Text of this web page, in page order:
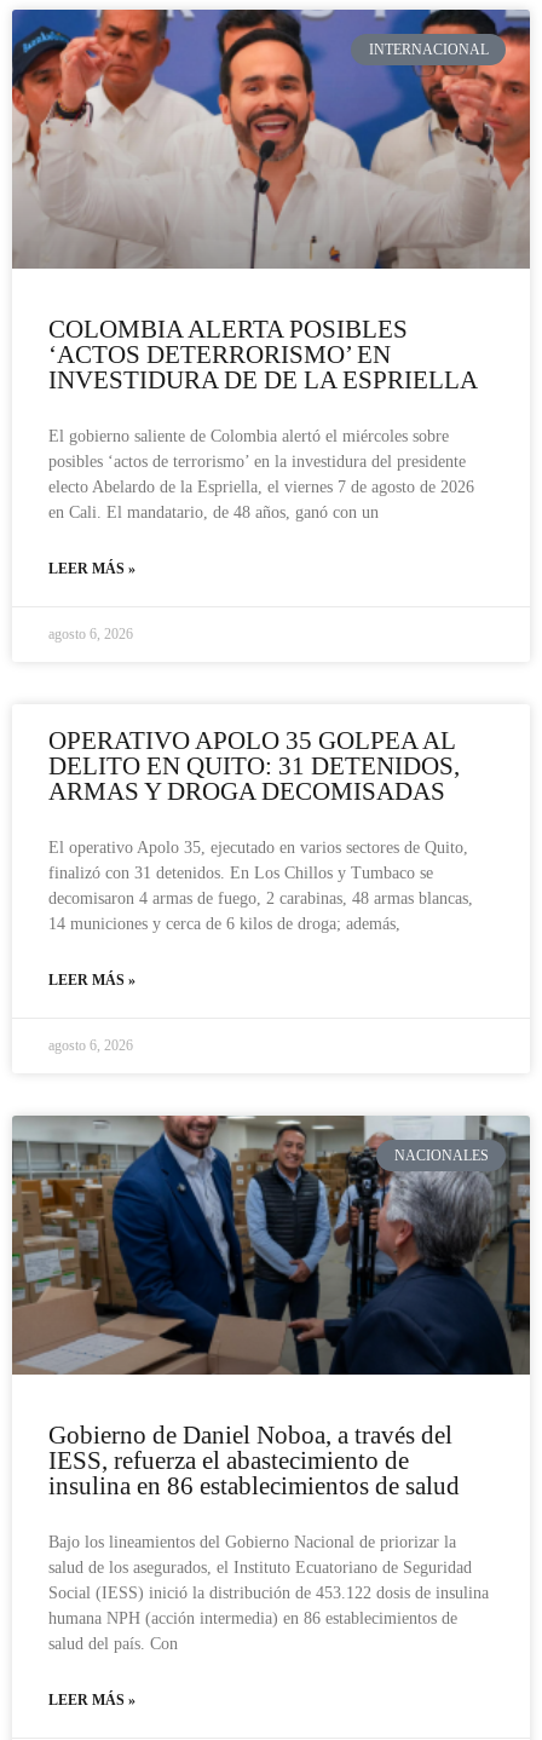
INTERNACIONAL
COLOMBIA ALERTA POSIBLES
‘ACTOS DETERRORISMO’ EN
INVESTIDURA DE DE LA ESPRIELLA
El gobierno saliente de Colombia alertó el miércoles sobre
posibles ‘actos de terrorismo’ en la investidura del presidente
electo Abelardo de la Espriella, el viernes 7 de agosto de 2026
en Cali. El mandatario, de 48 años, ganó con un
LEER MÁS »
agosto 6, 2026
OPERATIVO APOLO 35 GOLPEA AL
DELITO EN QUITO: 31 DETENIDOS,
ARMAS Y DROGA DECOMISADAS
El operativo Apolo 35, ejecutado en varios sectores de Quito,
finalizó con 31 detenidos. En Los Chillos y Tumbaco se
decomisaron 4 armas de fuego, 2 carabinas, 48 armas blancas,
14 municiones y cerca de 6 kilos de droga; además,
LEER MÁS »
agosto 6, 2026
NACIONALES
Gobierno de Daniel Noboa, a través del
IESS, refuerza el abastecimiento de
insulina en 86 establecimientos de salud
Bajo los lineamientos del Gobierno Nacional de priorizar la
salud de los asegurados, el Instituto Ecuatoriano de Seguridad
Social (IESS) inició la distribución de 453.122 dosis de insulina
humana NPH (acción intermedia) en 86 establecimientos de
salud del país. Con
LEER MÁS »